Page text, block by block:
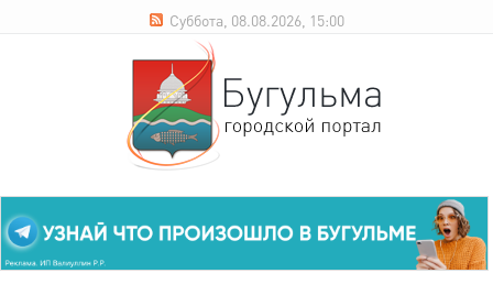
Суббота, 08.08.2026, 15:00